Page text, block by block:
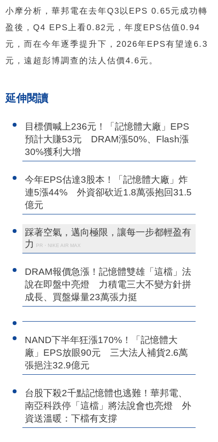
小摩分析，華邦電在去年Q3以EPS 0.65元成功轉
盈後，Q4 EPS上看0.82元，年度EPS估值0.94
元，而在今年逐季提升下，2026年EPS有望達6.3
元，遠超彭博調查的法人估價4.6元。
延伸閱讀
目標價喊上236元！「記憶體大廠」EPS
預計大賺53元 DRAM漲50%、Flash漲
30%獲利大增
今年EPS估達3股本！「記憶體大廠」炸
連5漲44% 外資卻砍近1.8萬張抱回31.5
億元
踩著空氣，邁向極限，讓每一步都輕盈有
力
PR・NIKE AIR MAX
DRAM報價急漲！記憶體雙雄「這檔」法
說在即盤中亮燈 力積電三大不變方針拼
成長、買盤爆量23萬張力挺
NAND下半年狂漲170%！「記憶體大
廠」EPS放眼90元 三大法人補貨2.6萬
張挹注32.9億元
台股下殺2千點記憶體也逃難！華邦電、
南亞科跌停「這檔」將法說會也亮燈 外
資送溫暖：下檔有支撐